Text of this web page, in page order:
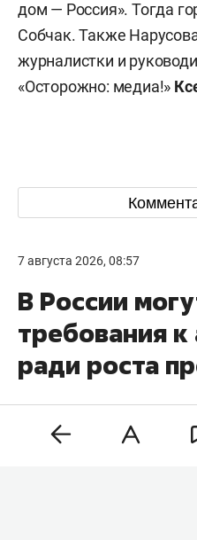
дом — Россия». Тогда
Собчак. Также
журналистки и
«Осторожно: медиа!»
7 августа 2026, 08:57
В России
требования к
ради роста